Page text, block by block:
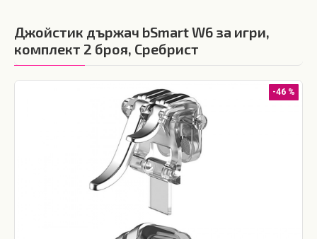
Джойстик държач bSmart W6 за игри,
комплект 2 броя, Сребрист
-46 %